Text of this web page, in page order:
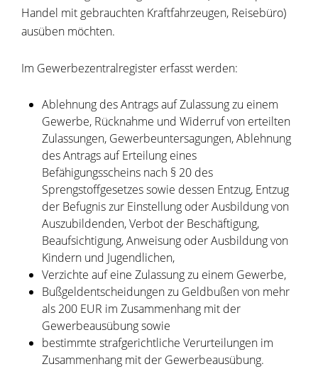
Handel mit gebrauchten Kraftfahrzeugen, Reisebüro)
ausüben möchten.
Im Gewerbezentralregister erfasst werden:
Ablehnung des Antrags auf Zulassung zu einem
Gewerbe, Rücknahme und Widerruf von erteilten
Zulassungen, Gewerbeuntersagungen, Ablehnung
des Antrags auf Erteilung eines
Befähigungsscheins nach § 20 des
Sprengstoffgesetzes sowie dessen Entzug, Entzug
der Befugnis zur Einstellung oder Ausbildung von
Auszubildenden, Verbot der Beschäftigung,
Beaufsichtigung, Anweisung oder Ausbildung von
Kindern und Jugendlichen,
Verzichte auf eine Zulassung zu einem Gewerbe,
Bußgeldentscheidungen zu Geldbußen von mehr
als 200 EUR im Zusammenhang mit der
Gewerbeausübung sowie
bestimmte strafgerichtliche Verurteilungen im
Zusammenhang mit der Gewerbeausübung.